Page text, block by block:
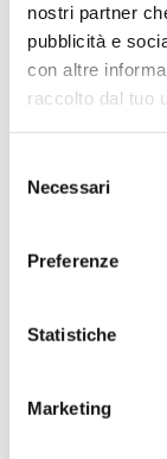
nostri partner
pubblicità e
con altre
raccolto dal tuo
delNecessari
Preferenze
Statistiche
Marketing
palazzina